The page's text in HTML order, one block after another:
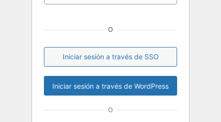
O
Iniciar sesión a través de SSO
O